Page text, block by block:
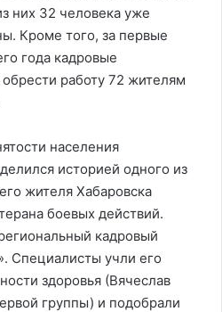
них 32 человека уже
Кроме того, за первые
года кадровые
работу 72 жителям
населения
историей одного из
жителя Хабаровска
боевых действий.
кадровый
Специалисты учли его
здоровья (Вячеслав
группы) и подобрали